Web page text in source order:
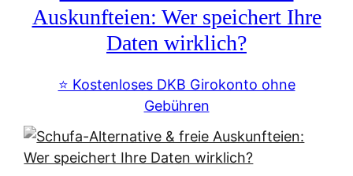
Auskunfteien: Wer speichert Ihre
Daten wirklich?
⭐️ Kostenloses DKB Girokonto ohne
Gebühren